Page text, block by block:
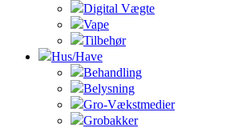
Digital Vægte
Vape
Tilbehør
Hus/Have
Behandling
Belysning
Gro-Vækstmedier
Grobakker